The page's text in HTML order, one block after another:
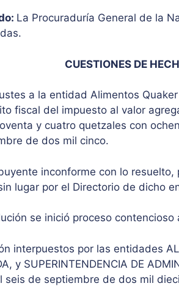
La Procuraduría General de la
CUESTIONES DE
a la entidad Alimentos
fiscal del impuesto al valor
y cuatro quetzales con
de dos mil cinco.
inconforme con lo
lugar por el Directorio de dicho
se inició proceso
interpuestos por las entidades
y SUPERINTENDENCIA DE
seis de septiembre de dos mil